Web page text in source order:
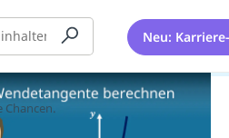
Neu:
Chancen.